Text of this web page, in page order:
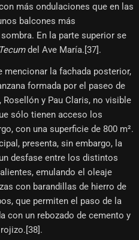
más ondulaciones que en las
balcones más
En la parte superior se
Tecumdel Ave María.[37]​.
mencionar la fachada posterior,
formada por el paseo de
Rosellón y Pau Claris, no visible
sólo tienen acceso los
con una superficie de 800 m².
presenta, sin embargo, la
desfase entre los distintos
emulando el oleaje
con barandillas de hierro de
que permiten el paso de la
con un rebozado de cemento y